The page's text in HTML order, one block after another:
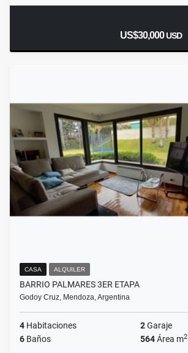
US$30,000USD
CASA ALQUILER
BARRIO PALMARES 3ER ETAPA
Godoy Cruz, Mendoza, Argentina
4 Habitaciones 2Garaje
6 Baños 564Área m2